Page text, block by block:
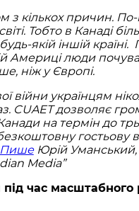
кількох причин. По-
Тобто в Канаді
якій іншій країні.
Америці люди
ніж у Європі.
війни українцям
CUAET дозволяє
на термін до
гостьову
ПишеЮрій Уманський,
Media”
час масштабного